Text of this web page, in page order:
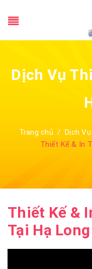
Dịch Vụ
Trang chủ / Dịch
Thiết Kế & In
Thiết Kế &
Tại Hạ Long